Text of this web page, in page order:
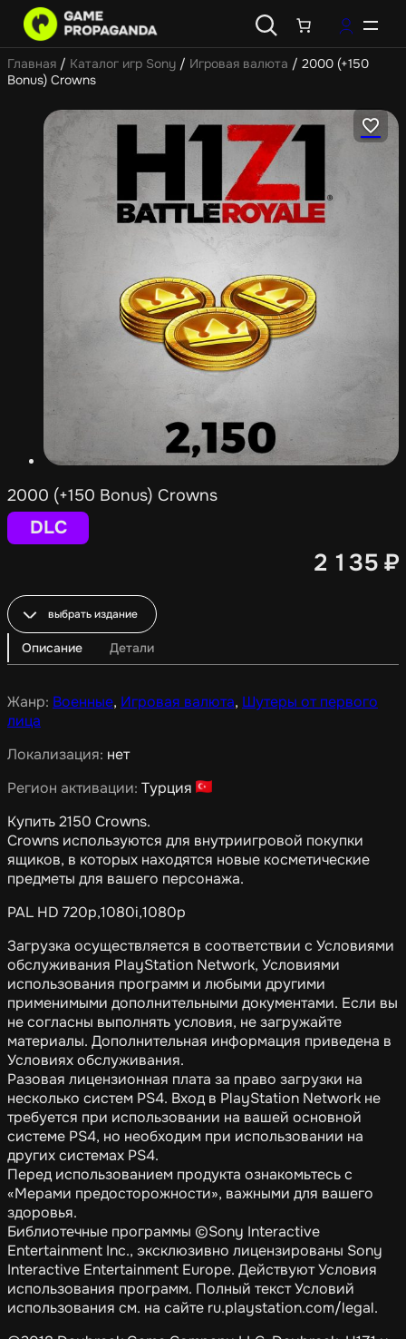
Главная / Каталог игр Sony / Игровая валюта / 2000 (+150
Bonus) Crowns
2000 (+150 Bonus) Crowns
DLC
2 135 ₽
выбрать издание
Описание Детали
Жанр: Военные, Игровая валюта, Шутеры от первого
лица
Локализация: нет
Регион активации: Турция
Купить 2150 Crowns.
Crowns используются для внутриигровой покупки
ящиков, в которых находятся новые косметические
предметы для вашего персонажа.
PAL HD 720p,1080i,1080p
Загрузка осуществляется в соответствии с Условиями
обслуживания PlayStation Network, Условиями
использования программ и любыми другими
применимыми дополнительными документами. Если вы
не согласны выполнять условия, не загружайте
материалы. Дополнительная информация приведена в
Условиях обслуживания.
Разовая лицензионная плата за право загрузки на
несколько систем PS4. Вход в PlayStation Network не
требуется при использовании на вашей основной
системе PS4, но необходим при использовании на
других системах PS4.
Перед использованием продукта ознакомьтесь с
«Мерами предосторожности», важными для вашего
здоровья.
Библиотечные программы ©Sony Interactive
Entertainment Inc., эксклюзивно лицензированы Sony
Interactive Entertainment Europe. Действуют Условия
использования программ. Полный текст Условий
использования см. на сайте ru.playstation.com/legal.